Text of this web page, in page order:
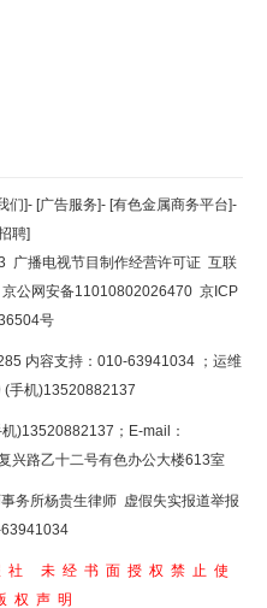
部
页
们]- [广告服务]- [有色金属商务平台]-
聘]
广播电视节目制作经营许可证 互联
京公网安备11010802026470 京ICP
号
内容支持：010-63941034 ；运维
手机)13520882137
)13520882137；E-mail：
兴路乙十二号有色办公大楼613室
务所杨贵生律师 虚假失实报道举报
未经书面授权禁止使
权声明